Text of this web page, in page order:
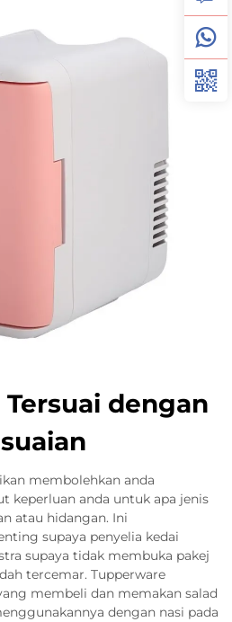
dengan
membolehkan anda
keperluan anda untuk apa jenis
atau hidangan. Ini
supaya penyelia kedai
supaya tidak membuka pakej
tercemar. Tupperware
membeli dan memakan salad
dengan nasi pada